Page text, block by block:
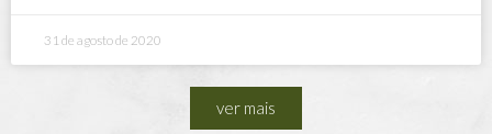
31 de agosto de 2020
ver mais